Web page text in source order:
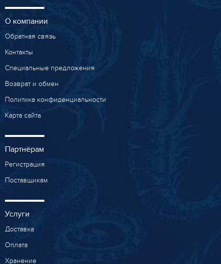
О компании
Обратная связь
Контакты
Специальные предложения
Возврат и обмен
Политика конфиденциальности
Карта сайта
Партнёрам
Регистрация
Поставщикам
Услуги
Доставка
Оплата
Хранение